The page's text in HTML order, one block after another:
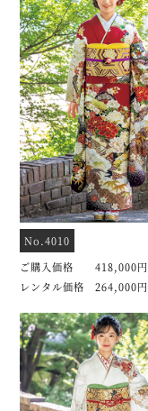
No.4010
ご購入価格 418,000円
レンタル価格 264,000円